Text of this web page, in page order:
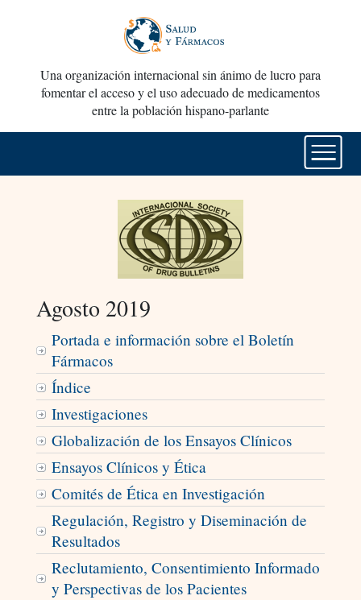
Una organización internacional sin ánimo de lucro para
fomentar el acceso y el uso adecuado de medicamentos
entre la población hispano-parlante
Agosto 2019
Portada e información sobre el Boletín
Fármacos
Índice
Investigaciones
Globalización de los Ensayos Clínicos
Ensayos Clínicos y Ética
Comités de Ética en Investigación
Regulación, Registro y Diseminación de
Resultados
Reclutamiento, Consentimiento Informado
y Perspectivas de los Pacientes